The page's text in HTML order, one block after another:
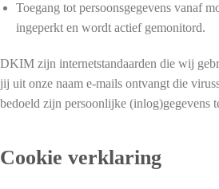
Toegang tot persoonsgegevens vanaf
ingeperkt en wordt actief gemonitord.
DKIM zijn internetstandaarden die wij
jij uit onze naam e-mails ontvangt die
bedoeld zijn persoonlijke (inlog)gegevens
Cookie verklaring